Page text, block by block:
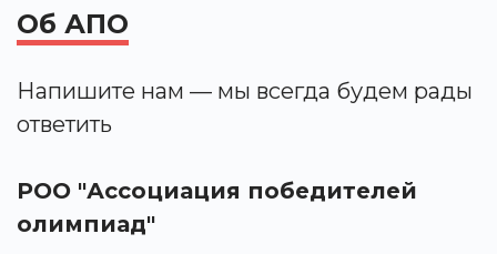
Об АПО
Напишите нам — мы всегда будем рады
ответить
РОО "Ассоциация победителей
олимпиад"